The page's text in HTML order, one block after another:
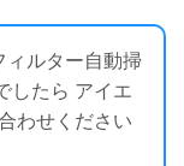
ィルター自動掃
したら アイエ
わせください